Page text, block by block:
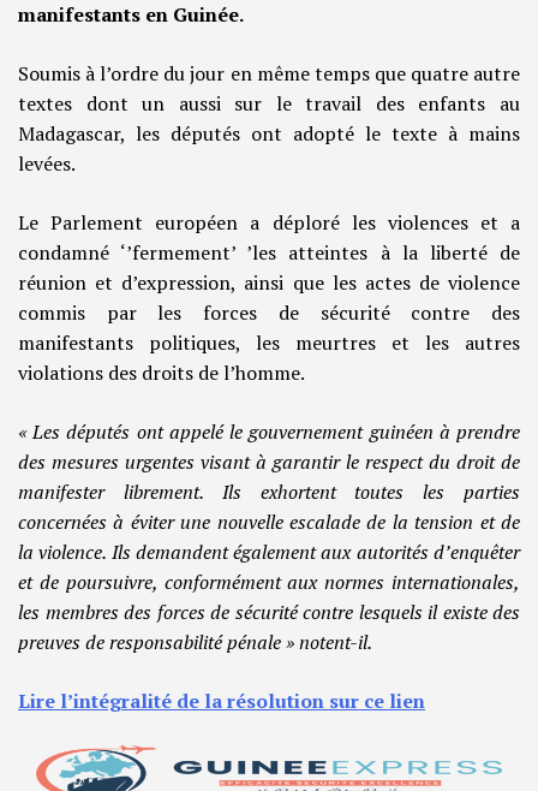
manifestants en Guinée.
Soumis à l’ordre du jour en même temps que quatre autre
textes dont un aussi sur le travail des enfants au
Madagascar, les députés ont adopté le texte à mains
levées.
Le Parlement européen a déploré les violences et a
condamné ‘’fermement’ ’les atteintes à la liberté de
réunion et d’expression, ainsi que les actes de violence
commis par les forces de sécurité contre des
manifestants politiques, les meurtres et les autres
violations des droits de l’homme.
« Les députés ont appelé le gouvernement guinéen à prendre
des mesures urgentes visant à garantir le respect du droit de
manifester librement. Ils exhortent toutes les parties
concernées à éviter une nouvelle escalade de la tension et de
la violence. Ils demandent également aux autorités d’enquêter
et de poursuivre, conformément aux normes internationales,
les membres des forces de sécurité contre lesquels il existe des
preuves de responsabilité pénale » notent-il.
Lire l’intégralité de la résolution sur ce lien